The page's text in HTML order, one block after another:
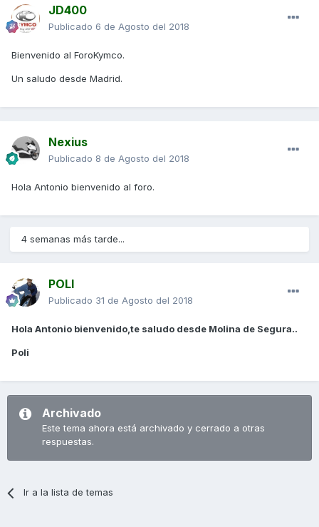
JD400
Publicado 6 de Agosto del 2018
Bienvenido al ForoKymco.
Un saludo desde Madrid.
Nexius
Publicado 8 de Agosto del 2018
Hola Antonio bienvenido al foro.
4 semanas más tarde...
POLI
Publicado 31 de Agosto del 2018
Hola Antonio bienvenido,te saludo desde Molina de Segura..
Poli
Archivado
Este tema ahora está archivado y cerrado a otras
respuestas.
Ir a la lista de temas